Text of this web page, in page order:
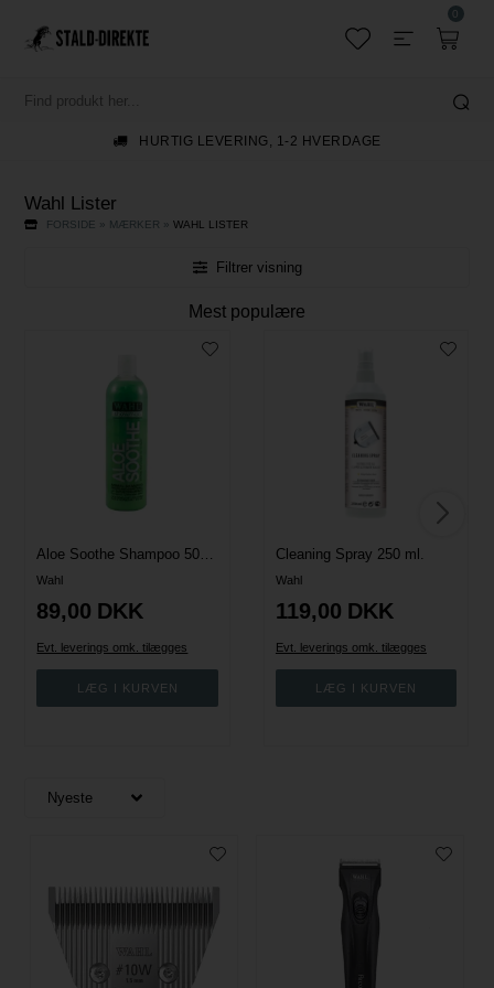
0
HURTIG LEVERING, 1-2 HVERDAGE
Wahl Lister
FORSIDE » MÆRKER »WAHL LISTER
Filtrer visning
Mest populære
Aloe Soothe Shampoo 500 ml.
Wahl
89,00 DKK
Evt. leverings omk. tilægges
Cleaning Spray 250 ml.
Wahl
119,00 DKK
Evt. leverings omk. tilægges